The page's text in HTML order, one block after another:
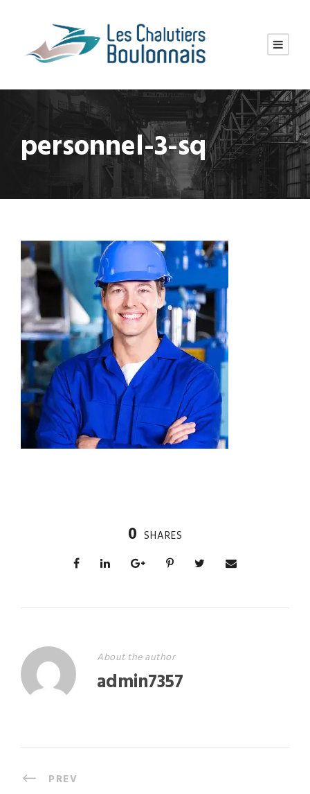
personnel-3-sq
0 SHARES
About the author
admin7357
PREV